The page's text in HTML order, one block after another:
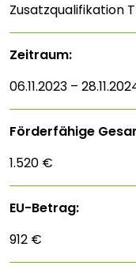
Zusatzqualifikation
Zeitraum:
06.11.2023 –
Förderfähige
1.520 €
EU-Betrag:
912 €